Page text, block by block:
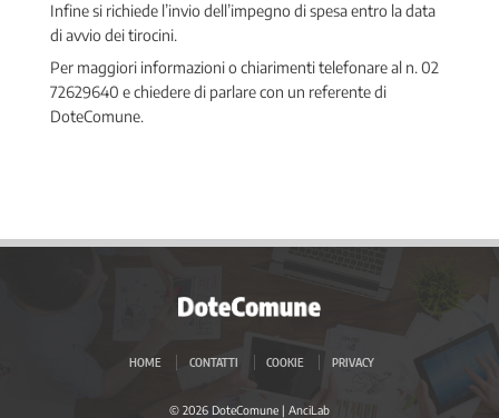
Infine si richiede l’invio dell’impegno di spesa entro la data
di avvio dei tirocini.
Per maggiori informazioni o chiarimenti telefonare al n. 02
72629640 e chiedere di parlare con un referente di
DoteComune.
HOME CONTATTI COOKIE PRIVACY
© 2026 DoteComune | AnciLab